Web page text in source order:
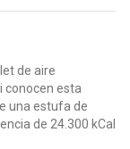
de aire
conocen esta
una estufa de
de 24.300 kCal